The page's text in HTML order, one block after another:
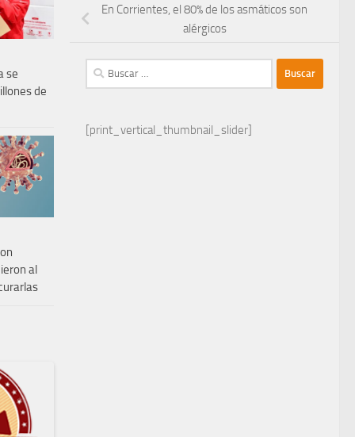
En Corrientes, el 80% de los asmáticos son
alérgicos
Buscar:
[print_vertical_thumbnail_slider]
se
de
al